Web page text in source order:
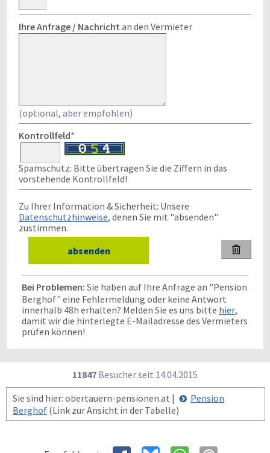
Ihre Anfrage / Nachricht an den Vermieter
(optional, aber empfohlen)
Kontrollfeld*
Spamschutz: Bitte übertragen Sie die Ziffern in das
vorstehende Kontrollfeld!
Zu Ihrer Information & Sicherheit: Unsere
Datenschutzhinweise, denen Sie mit "absenden"
zustimmen.

Bei Problemen: Sie haben auf Ihre Anfrage an "Pension
Berghof" eine Fehlermeldung oder keine Antwort
innerhalb 48h erhalten? Melden Sie es uns bitte hier,
damit wir die hinterlegte E-Mailadresse des Vermieters
prüfen können!
11847 Besucher seit 14.04.2015
Sie sind hier: obertauern-pensionen.at |
Pension
Berghof (Link zur Ansicht in der Tabelle)